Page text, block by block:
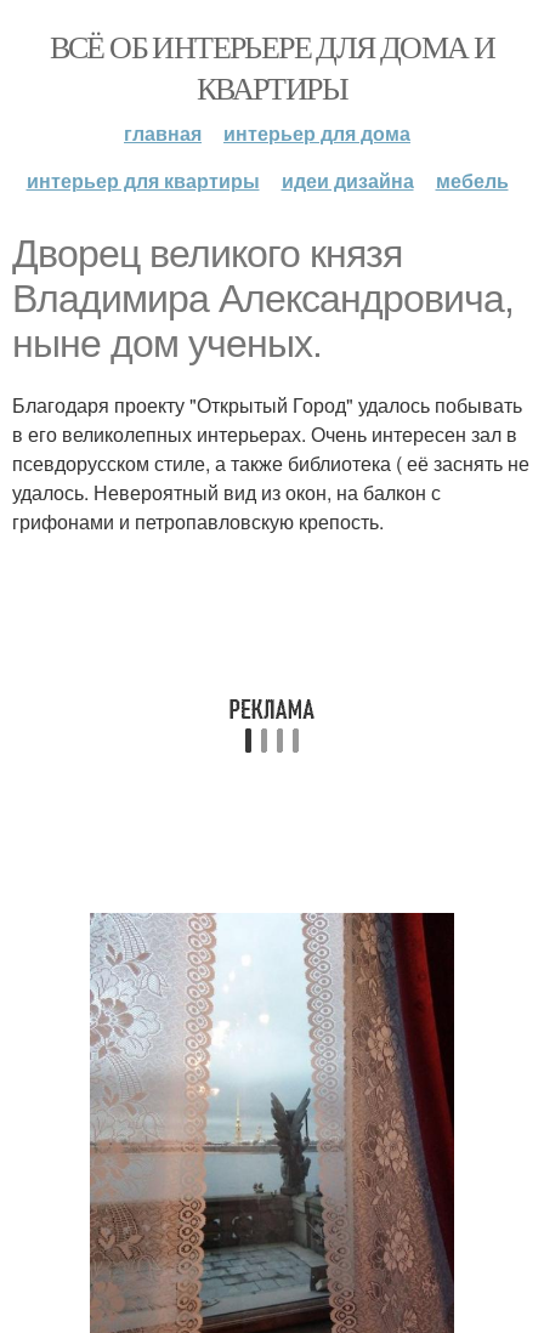
ВСЁ ОБ ИНТЕРЬЕРЕ ДЛЯ ДОМА И
КВАРТИРЫ
главная
интерьер для дома
интерьер для квартиры
идеи дизайна мебель
Дворец великого князя
Владимира Александровича,
ныне дом ученых.
Благодаря проекту "Открытый Город" удалось побывать
в его великолепных интерьерах. Очень интересен зал в
псевдорусском стиле, а также библиотека ( её заснять не
удалось. Невероятный вид из окон, на балкон с
грифонами и петропавловскую крепость.